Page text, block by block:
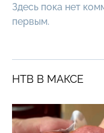
Здесь пока нет
первым.
НТВ В МАКСЕ